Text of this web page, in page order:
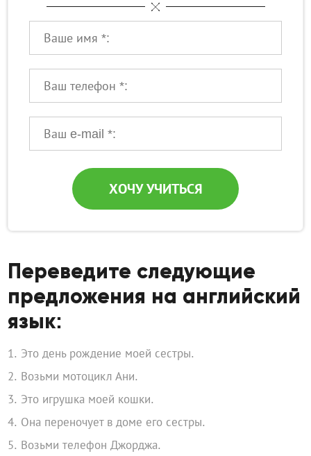
ХОЧУ УЧИТЬСЯ
Переведите следующие
предложения на английский
язык:
Это день рождение моей сестры.
Возьми мотоцикл Ани.
Это игрушка моей кошки.
Она переночует в доме его сестры.
Возьми телефон Джорджа.